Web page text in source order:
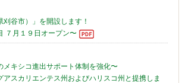
刈谷市）」を開設します！
７月１９日オープン〜
メキシコ進出サポート体制を強化〜
アスカリエンテス州およびハリスコ州と提携しま